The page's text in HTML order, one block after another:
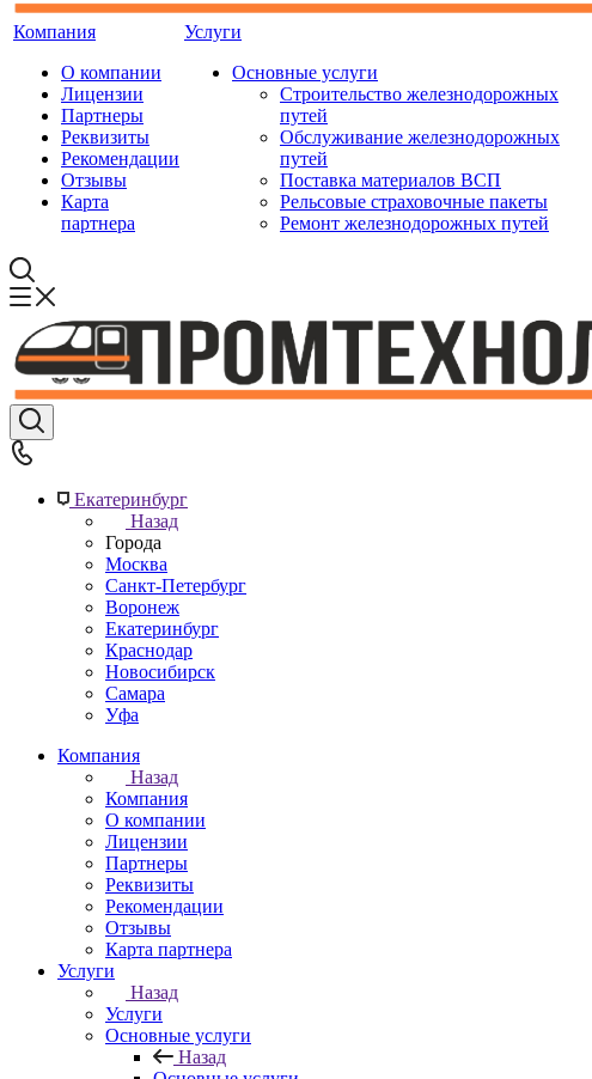
Компания
О компании
Лицензии
Партнеры
Реквизиты
Рекомендации
Отзывы
Карта
партнера
Услуги
Основные услуги
Строительство железнодорожных
путей
Обслуживание железнодорожных
путей
Поставка материалов ВСП
Рельсовые страховочные пакеты
Ремонт железнодорожных путей
Екатеринбург
Назад
Города
Москва
Санкт-Петербург
Воронеж
Екатеринбург
Краснодар
Новосибирск
Самара
Уфа
Компания
Назад
Компания
О компании
Лицензии
Партнеры
Реквизиты
Рекомендации
Отзывы
Карта партнера
Услуги
Назад
Услуги
Основные услуги
Назад